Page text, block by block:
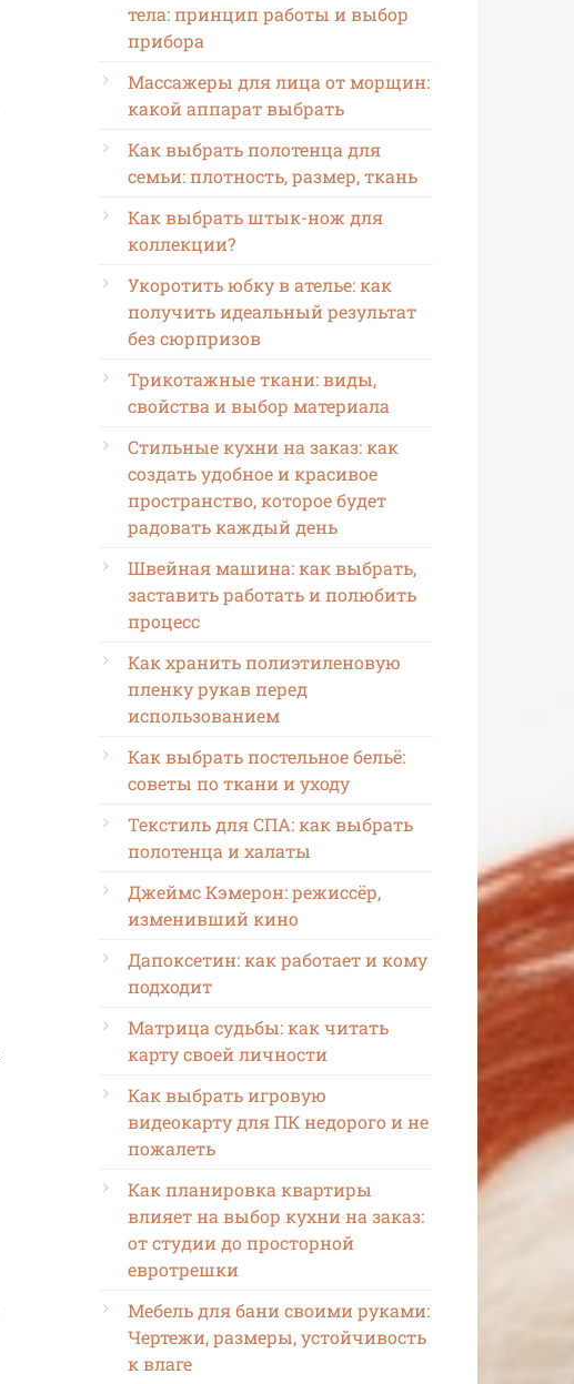
тела: принцип работы и выбор
прибора
Массажеры для лица от морщин:
какой аппарат выбрать
Как выбрать полотенца для
семьи: плотность, размер, ткань
Как выбрать штык-нож для
коллекции?
Укоротить юбку в ателье: как
получить идеальный результат
без сюрпризов
Трикотажные ткани: виды,
свойства и выбор материала
Стильные кухни на заказ: как
создать удобное и красивое
пространство, которое будет
радовать каждый день
Швейная машина: как выбрать,
заставить работать и полюбить
процесс
Как хранить полиэтиленовую
пленку рукав перед
использованием
Как выбрать постельное бельё:
советы по ткани и уходу
Текстиль для СПА: как выбрать
полотенца и халаты
Джеймс Кэмерон: режиссёр,
изменивший кино
Дапоксетин: как работает и кому
подходит
Матрица судьбы: как читать
карту своей личности
Как выбрать игровую
видеокарту для ПК недорого и не
пожалеть
Как планировка квартиры
влияет на выбор кухни на заказ:
от студии до просторной
евротрешки
Мебель для бани своими руками:
Чертежи, размеры, устойчивость
к влаге